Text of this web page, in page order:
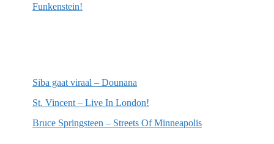
Funkenstein!
Siba gaat viraal – Dounana
St. Vincent – Live In London!
Bruce Springsteen – Streets Of Minneapolis